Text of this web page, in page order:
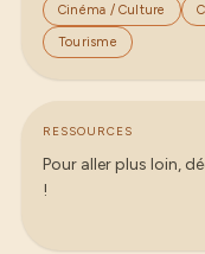
Cinéma / Culture
Tourisme
RESSOURCES
Pour aller plus loin,
!